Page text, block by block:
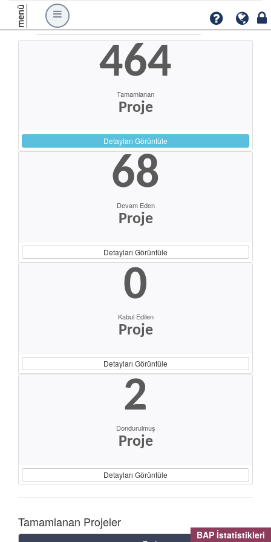
BAP İstatistikleri
menü
464
Tamamlanan
Proje
Detayları Görüntüle
68
Devam Eden
Proje
Detayları Görüntüle
0
Kabul Edilen
Proje
Detayları Görüntüle
2
Dondurulmuş
Proje
Detayları Görüntüle
Tamamlanan Projeler